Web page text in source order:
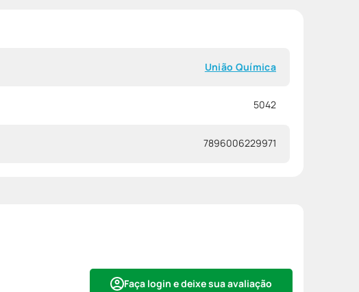
União Química
5042
7896006229971
Faça login e deixe sua avaliação